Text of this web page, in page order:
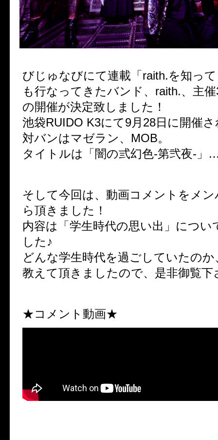
びじゅなびにて連載「raith.を知っ
も行なってきたバンド、raith.、主
の開催が決定致しました！
池袋RUIDO K3にて9月28日に開催
対バンはマゼラン、MOB。
タイトルは「闇の弎幻色-第弐夜-」
そして今回は、動画コメントをメ
ら頂きました！
内容は「学生時代の思い出」につい
した♪
どんな学生時代を過ごしていたの
教えて頂きましたので、是非御覧下
★コメント動画★